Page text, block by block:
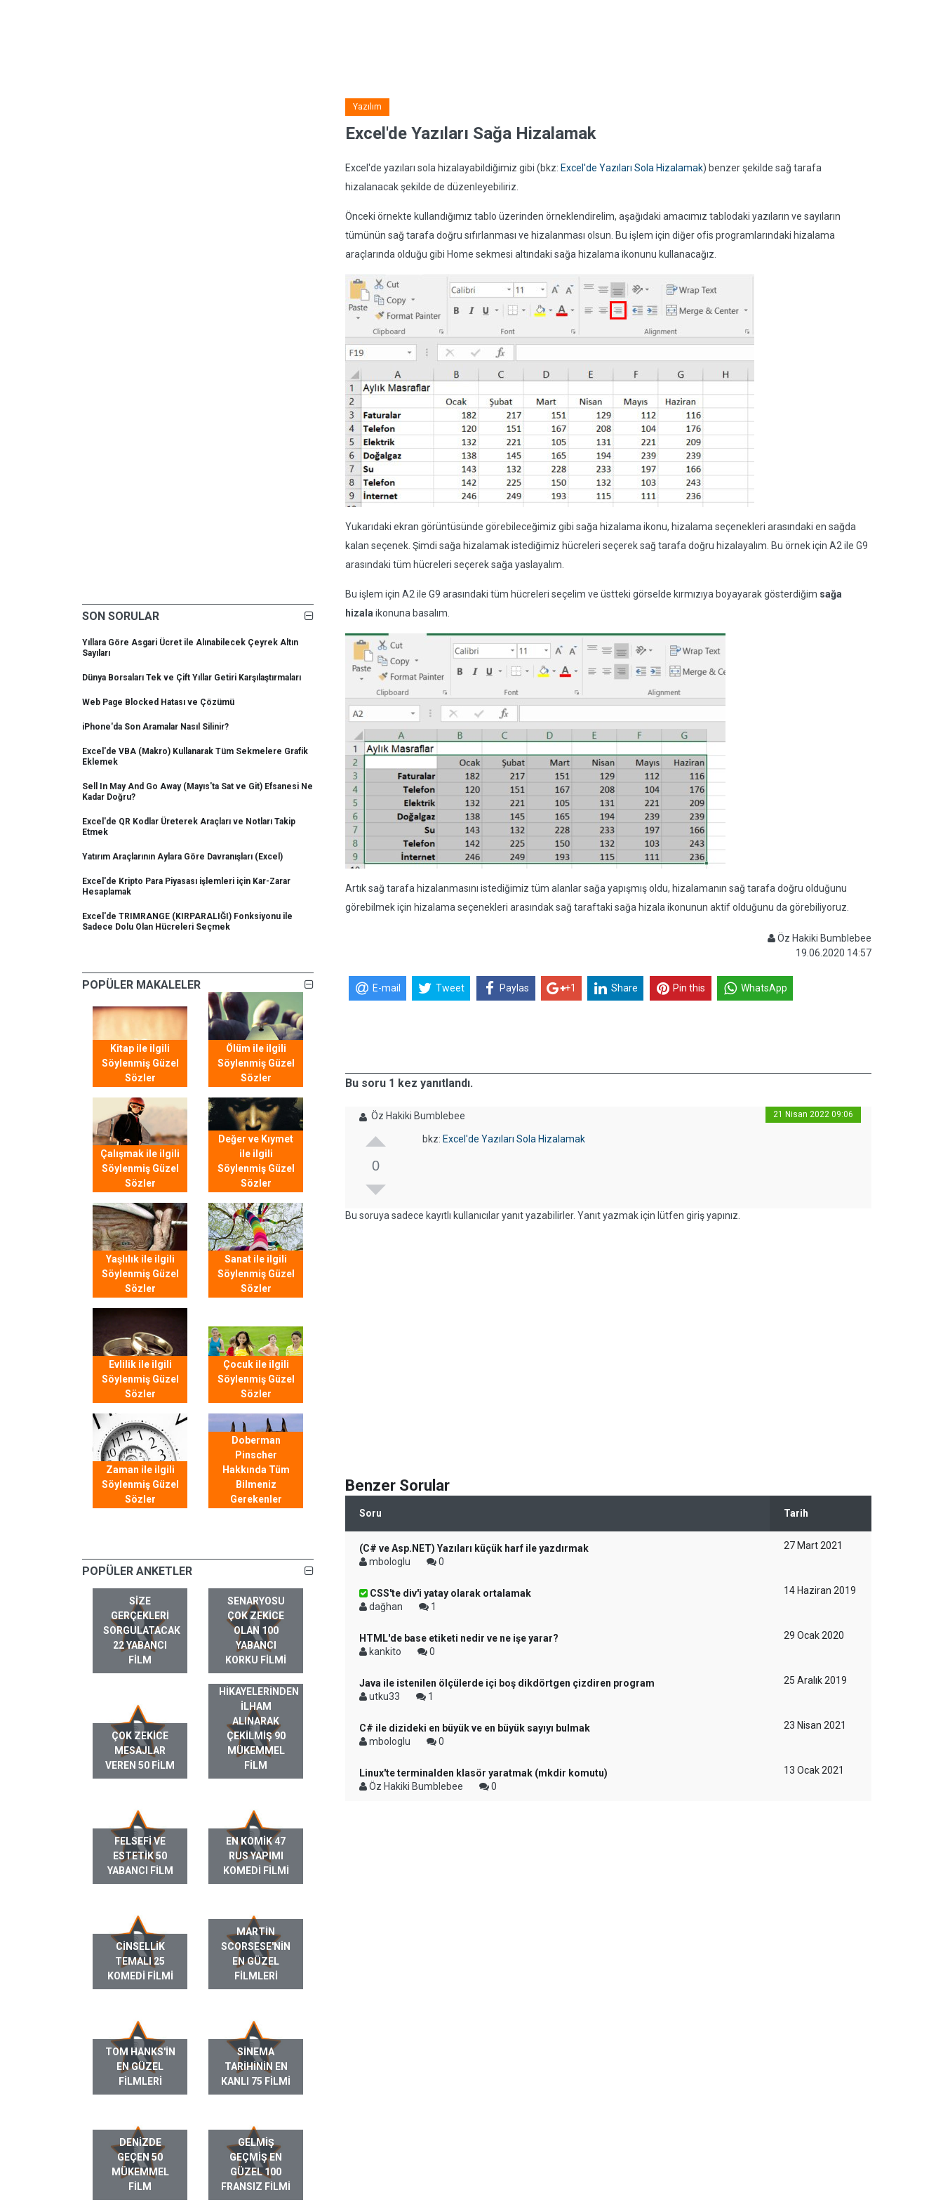
SON SORULAR
Yıllara Göre Asgari Ücret ile Alınabilecek Çeyrek Altın
Sayıları
Dünya Borsaları Tek ve Çift Yıllar Getiri Karşılaştırmaları
Web Page Blocked Hatası ve Çözümü
iPhone'da Son Aramalar Nasıl Silinir?
Excel'de VBA (Makro) Kullanarak Tüm Sekmelere Grafik
Eklemek
Sell In May And Go Away (Mayıs'ta Sat ve Git) Efsanesi Ne
Kadar Doğru?
Excel'de QR Kodlar Üreterek Araçları ve Notları Takip
Etmek
Yatırım Araçlarının Aylara Göre Davranışları (Excel)
Excel'de Kripto Para Piyasası işlemleri için Kar-Zarar
Hesaplamak
Excel'de TRIMRANGE (KIRPARALIĞI) Fonksiyonu ile
Sadece Dolu Olan Hücreleri Seçmek
POPÜLER MAKALELER
Kitap ile ilgili
Söylenmiş Güzel
Sözler
Ölüm ile ilgili
Söylenmiş Güzel
Sözler
Çalışmak ile ilgili
Söylenmiş Güzel
Sözler
Değer ve Kıymet
ile ilgili
Söylenmiş Güzel
Sözler
Yaşlılık ile ilgili
Söylenmiş Güzel
Sözler
Sanat ile ilgili
Söylenmiş Güzel
Sözler
Evlilik ile ilgili
Söylenmiş Güzel
Sözler
Çocuk ile ilgili
Söylenmiş Güzel
Sözler
Zaman ile ilgili
Söylenmiş Güzel
Sözler
Doberman
Pinscher
Hakkında Tüm
Bilmeniz
Gerekenler
POPÜLER ANKETLER
SIZE
GERÇEKLERI
SORGULATACAK
22 YABANCI
FILM
SENARYOSU
ÇOK ZEKICE
OLAN 100
YABANCI
KORKU FILMI
ÇOK ZEKICE
MESAJLAR
VEREN 50 FILM
GERÇEK HAYAT
HIKAYELERINDEN
ILHAM
ALINARAK
ÇEKILMIŞ 90
MÜKEMMEL
FILM
FELSEFI VE
ESTETIK 50
YABANCI FILM
EN KOMIK 47
RUS YAPIMI
KOMEDI FILMI
CINSELLIK
TEMALI 25
KOMEDI FILMI
MARTIN
SCORSESE'NIN
EN GÜZEL
FILMLERI
TOM HANKS'IN
EN GÜZEL
FILMLERI
SINEMA
TARIHININ EN
KANLI 75 FILMI
DENIZDE
GEÇEN 50
MÜKEMMEL
FILM
GELMIŞ
GEÇMIŞ EN
GÜZEL 100
FRANSIZ FILMI
Yazılım
Excel'de Yazıları Sağa Hizalamak
Excel'de yazıları sola hizalayabildiğimiz gibi (bkz: Excel'de Yazıları Sola Hizalamak) benzer şekilde sağ tarafa
hizalanacak şekilde de düzenleyebiliriz.
Önceki örnekte kullandığımız tablo üzerinden örneklendirelim, aşağıdaki amacımız tablodaki yazıların ve sayıların
tümünün sağ tarafa doğru sıfırlanması ve hizalanması olsun. Bu işlem için diğer ofis programlarındaki hizalama
araçlarında olduğu gibi Home sekmesi altındaki sağa hizalama ikonunu kullanacağız.
Yukarıdaki ekran görüntüsünde görebileceğimiz gibi sağa hizalama ikonu, hizalama seçenekleri arasındaki en sağda
kalan seçenek. Şimdi sağa hizalamak istediğimiz hücreleri seçerek sağ tarafa doğru hizalayalım. Bu örnek için A2 ile G9
arasındaki tüm hücreleri seçerek sağa yaslayalım.
Bu işlem için A2 ile G9 arasındaki tüm hücreleri seçelim ve üstteki görselde kırmızıya boyayarak gösterdiğim sağa
hizala ikonuna basalım.
Artık sağ tarafa hizalanmasını istediğimiz tüm alanlar sağa yapışmış oldu, hizalamanın sağ tarafa doğru olduğunu
görebilmek için hizalama seçenekleri arasındak sağ taraftaki sağa hizala ikonunun aktif olduğunu da görebiliyoruz.
Öz Hakiki Bumblebee
19.06.2020 14:57
E-mail Tweet Paylas +1 Share Pin this WhatsApp
Bu soru 1 kez yanıtlandı.
Öz Hakiki Bumblebee 21 Nisan 2022 09:06
0
bkz: Excel'de Yazıları Sola Hizalamak
Bu soruya sadece kayıtlı kullanıcılar yanıt yazabilirler. Yanıt yazmak için lütfen giriş yapınız.
Benzer Sorular
Soru Tarih
(C# ve Asp.NET) Yazıları küçük harf ile yazdırmak
mbologlu
0
27 Mart 2021
CSS'te div'i yatay olarak ortalamak
dağhan
1
14 Haziran 2019
HTML'de base etiketi nedir ve ne işe yarar?
kankito
0
29 Ocak 2020
Java ile istenilen ölçülerde içi boş dikdörtgen çizdiren program
utku33
1
25 Aralık 2019
C# ile dizideki en büyük ve en büyük sayıyı bulmak
mbologlu
0
23 Nisan 2021
Linux'te terminalden klasör yaratmak (mkdir komutu)
Öz Hakiki Bumblebee
0
13 Ocak 2021